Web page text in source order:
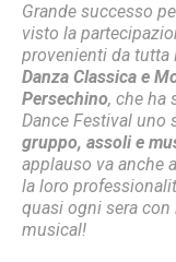
Grande successo
visto la
provenienti da tutta
Danza Classica e
Persechino, che ha
Dance Festival uno
gruppo, assoli e
applauso va anche
la loro
quasi ogni sera
musical!